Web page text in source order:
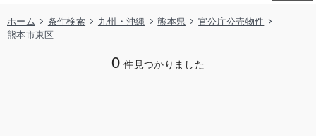
ホーム 条件検索 九州・沖縄 熊本県
官公庁公売物件
熊本市東区
0 件見つかりました